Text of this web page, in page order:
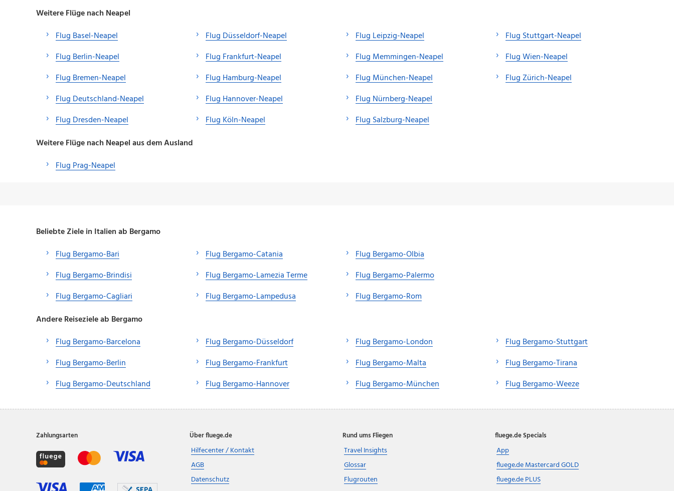
Weitere Flüge nach Neapel
Flug Basel-Neapel
Flug Berlin-Neapel
Flug Bremen-Neapel
Flug Deutschland-Neapel
Flug Dresden-Neapel
Flug Düsseldorf-Neapel
Flug Frankfurt-Neapel
Flug Hamburg-Neapel
Flug Hannover-Neapel
Flug Köln-Neapel
Flug Leipzig-Neapel
Flug Memmingen-Neapel
Flug München-Neapel
Flug Nürnberg-Neapel
Flug Salzburg-Neapel
Flug Stuttgart-Neapel
Flug Wien-Neapel
Flug Zürich-Neapel
Weitere Flüge nach Neapel aus dem Ausland
Flug Prag-Neapel
Beliebte Ziele in Italien ab Bergamo
Flug Bergamo-Bari
Flug Bergamo-Brindisi
Flug Bergamo-Cagliari
Flug Bergamo-Catania
Flug Bergamo-Lamezia Terme
Flug Bergamo-Lampedusa
Flug Bergamo-Olbia
Flug Bergamo-Palermo
Flug Bergamo-Rom
Andere Reiseziele ab Bergamo
Flug Bergamo-Barcelona
Flug Bergamo-Berlin
Flug Bergamo-Deutschland
Flug Bergamo-Düsseldorf
Flug Bergamo-Frankfurt
Flug Bergamo-Hannover
Flug Bergamo-London
Flug Bergamo-Malta
Flug Bergamo-München
Flug Bergamo-Stuttgart
Flug Bergamo-Tirana
Flug Bergamo-Weeze